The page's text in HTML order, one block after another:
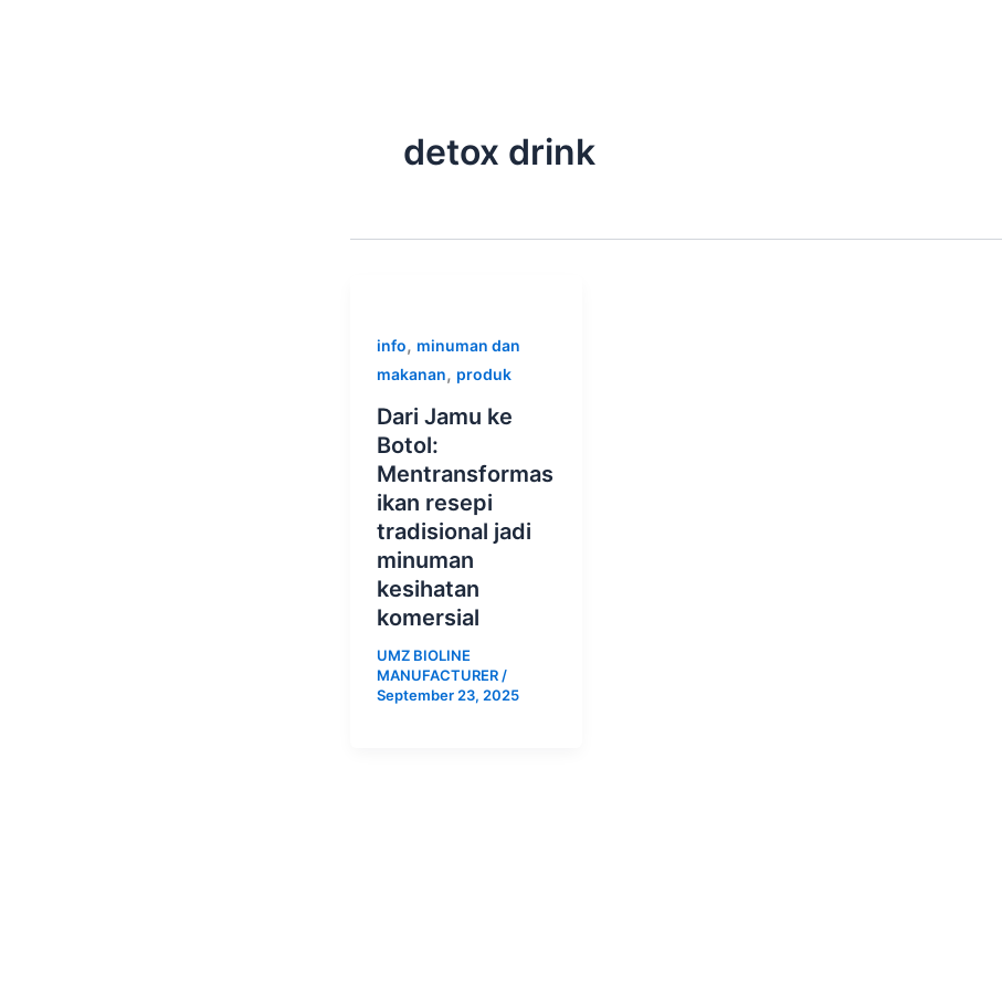
detox drink
info, minuman dan
makanan, produk
Dari Jamu ke
Botol:
Mentransformas
ikan resepi
tradisional jadi
minuman
kesihatan
komersial
UMZ BIOLINE
MANUFACTURER /
September 23, 2025